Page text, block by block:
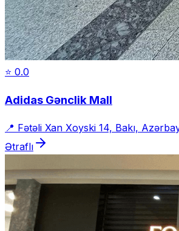
⭐ 0.0
Adidas Gənclik Mall
📍 Fətəli Xan Xoyski 14, Bakı,
Ətraflı